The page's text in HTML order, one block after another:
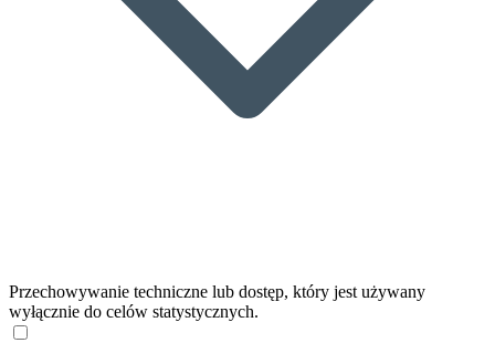
Przechowywanie techniczne lub dostęp, który jest używany
wyłącznie do celów statystycznych.